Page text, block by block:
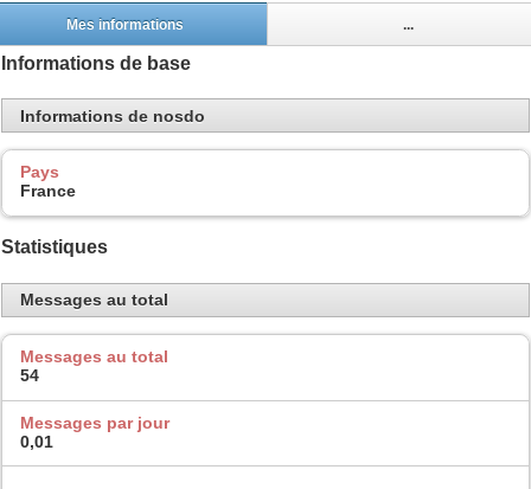
Mes informations ...
Informations de base
Informations de nosdo
Pays
France
Statistiques
Messages au total
Messages au total
54
Messages par jour
0,01